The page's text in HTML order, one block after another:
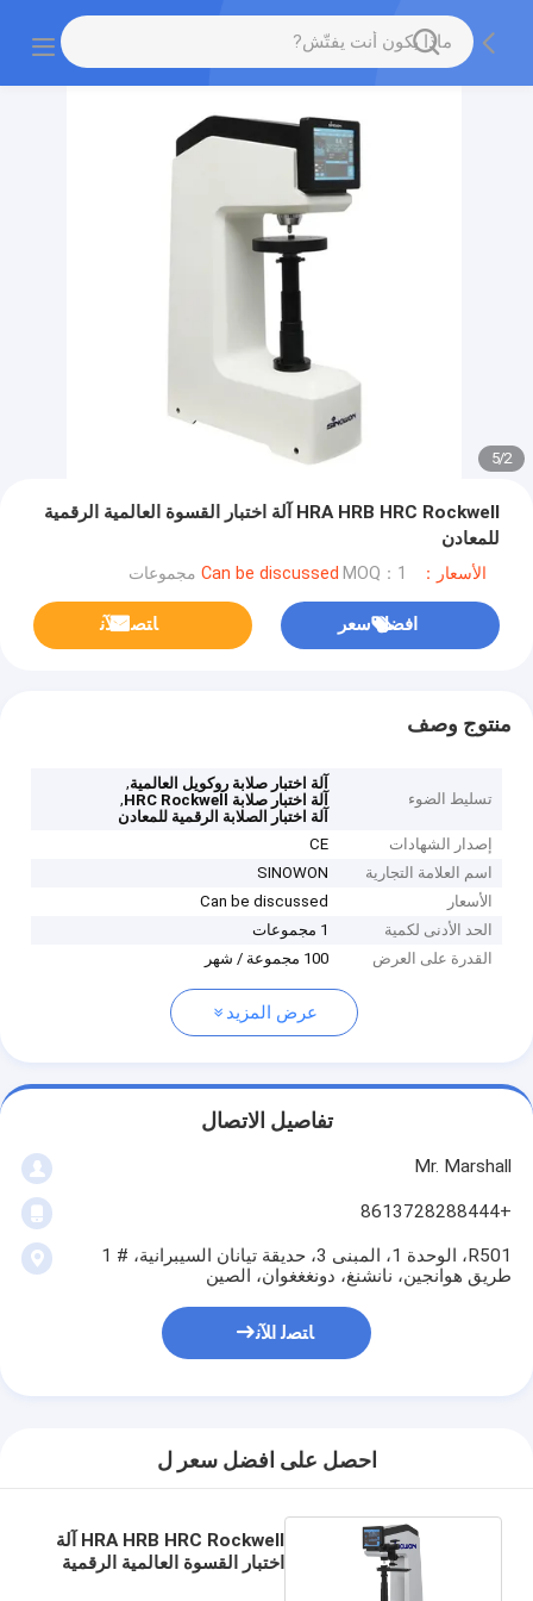
2
/
5
HRA HRB HRC Rockwell آلة اختبار القسوة العالمية الرقمية
للمعادن
الأسعار：Can be discussed MOQ：1 مجموعات
افضل سعر ﺎﺘﺼﻟ ﺍﻶﻧ
منتوج وصف
تسليط الضوء
آلة اختبار صلابة روكويل العالمية,
آلة اختبار صلابة HRC Rockwell
,
آلة اختبار الصلابة الرقمية للمعادن
إصدار الشهادات
CE
اسم العلامة التجارية
SINOWON
الأسعار
Can be discussed
الحد الأدنى لكمية
1 مجموعات
القدرة على العرض
100 مجموعة / شهر
عرض المزيد
تفاصيل الاتصال
Mr. Marshall
+8613728288444
R501، الوحدة 1، المبنى 3، حديقة تيانان السيبرانية، # 1
طريق هوانجين، نانشنغ، دونغغغوان، الصين
ﺎﺘﺼﻟ ﺍﻶﻧ
احصل على افضل سعر ل
HRA HRB HRC Rockwell آلة
اختبار القسوة العالمية الرقمية